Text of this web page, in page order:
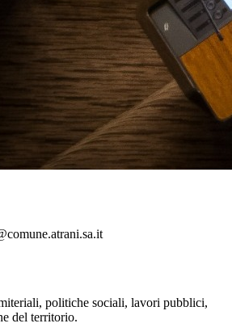
politiche sociali, lavori pubblici,
del territorio.